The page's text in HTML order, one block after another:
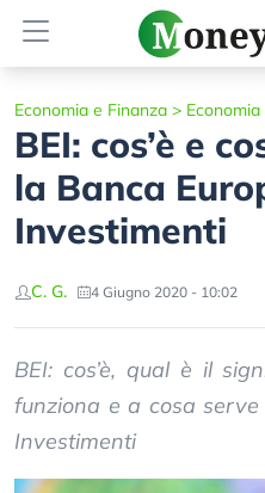
Economia e Finanza >
BEI: cos’è e
la Banca
Investimenti
C. G. 4 Giugno 2020 - 10:02
BEI: cos’è, qual è il
funziona e a cosa
Investimenti